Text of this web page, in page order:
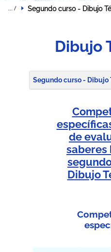
Segundo curso - Dibujo
Dibujo
Segundo curso - Dibujo
de
saberes
Dibujo